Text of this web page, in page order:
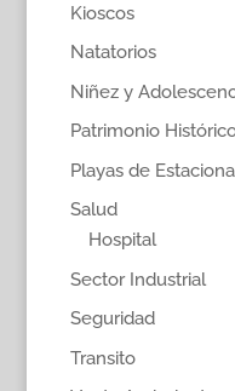
Kioscos
Natatorios
Niñez y
Patrimonio
Playas de
Salud
Hospital
Sector Industrial
Seguridad
Transito